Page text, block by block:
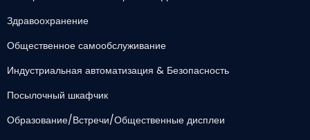
Здравоохранение
Общественное самообслуживание
Индустриальная автоматизация & Безопасность
Посылочный шкафчик
Образование/Встречи/Общественные дисплеи